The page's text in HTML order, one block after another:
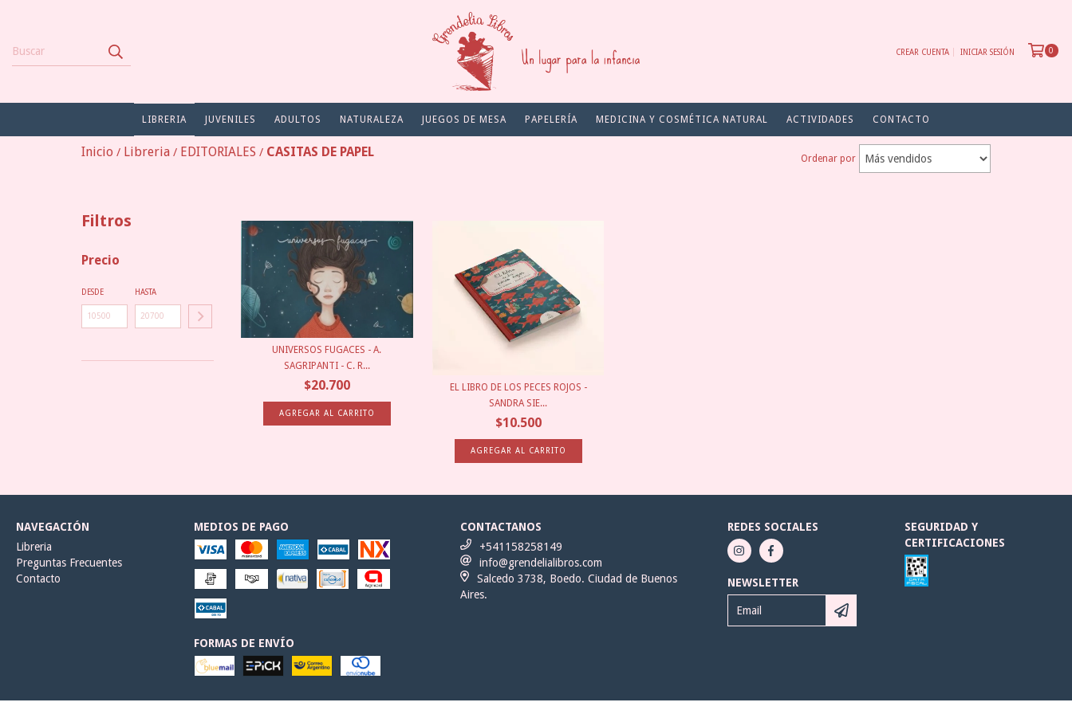
CREAR CUENTA INICIAR SESIÓN 0
LIBRERIA JUVENILES ADULTOS NATURALEZA JUEGOS DE MESA PAPELERÍA MEDICINA Y COSMÉTICA NATURAL ACTIVIDADES CONTACTO
Inicio / Libreria / EDITORIALES / CASITAS DE PAPEL Ordenar por
Filtros
Precio
DESDE HASTA
UNIVERSOS FUGACES - A.
SAGRIPANTI - C. R...
$20.700
EL LIBRO DE LOS PECES ROJOS -
SANDRA SIE...
$10.500
NAVEGACIÓN
Libreria
Preguntas Frecuentes
Contacto
MEDIOS DE PAGO
FORMAS DE ENVÍO
CONTACTANOS
+541158258149
info@grendelialibros.com
Salcedo 3738, Boedo. Ciudad de Buenos
Aires.
REDES SOCIALES
NEWSLETTER
SEGURIDAD Y
CERTIFICACIONES